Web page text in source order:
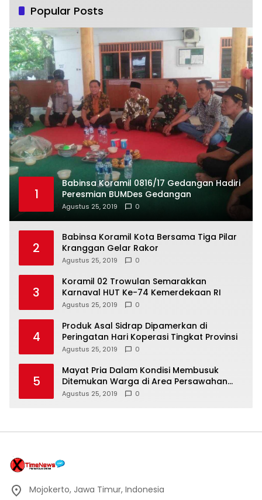
Popular Posts
1
Babinsa Koramil 0816/17 Gedangan Hadiri
Peresmian BUMDes Gedangan
Agustus 25, 2019 0
2
Babinsa Koramil Kota Bersama Tiga Pilar
Kranggan Gelar Rakor
Agustus 25, 2019 0
3
Koramil 02 Trowulan Semarakkan
Karnaval HUT Ke-74 Kemerdekaan RI
Agustus 25, 2019 0
4
Produk Asal Sidrap Dipamerkan di
Peringatan Hari Koperasi Tingkat Provinsi
Agustus 25, 2019 0
5
Mayat Pria Dalam Kondisi Membusuk
Ditemukan Warga di Area Persawahan
Sidoarjo
Agustus 25, 2019 0
Mojokerto, Jawa Timur, Indonesia